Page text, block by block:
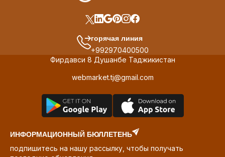
горячая линия
+992970400500
Фирдавси 8 Душанбе Таджикистан
webmarket.tj@gmail.com
ИНФОРМАЦИОННЫЙ БЮЛЛЕТЕНЬ
подпишитесь на нашу рассылку, чтобы получать